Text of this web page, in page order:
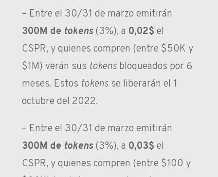
– Entre el 30/31 de marzo emitirán
300M de tokens(3%), a 0,02$ el
CSPR, y quienes compren (entre $50K y
$1M) verán sus tokensbloqueados por 6
meses. Estos tokensse liberarán el 1
octubre del 2022.
– Entre el 30/31 de marzo emitirán
300M de tokens(3%), a 0,03$ el
CSPR, y quienes compren (entre $100 y